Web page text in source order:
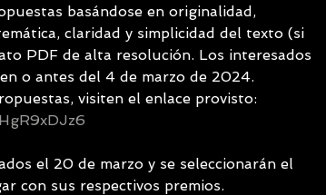
basándose en originalidad,
claridad y simplicidad del texto (si
PDF de alta resolución. Los interesados
o antes del 4 de marzo de 2024.
visiten el enlace provisto:
el 20 de marzo y se seleccionarán el
con sus respectivos premios.